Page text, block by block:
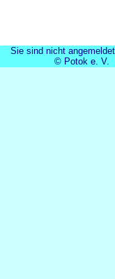
Sie sind nicht angemeldet
© Potok e. V.